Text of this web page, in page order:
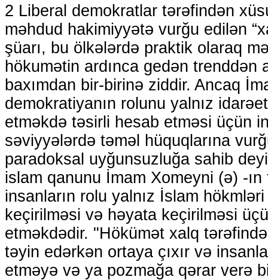
2 Liberal demokratlar tərəfindən
məhdud hakimiyyətə vurğu edilən
şüarı, bu ölkələrdə praktik olaraq
hökumətin ardınca gedən trenddən
baxımdan bir-birinə ziddir. Ancaq
demokratiyanın rolunu yalnız
etməkdə təsirli hesab etməsi üçün
səviyyələrdə təməl hüquqlarına
paradoksal uyğunsuzluğa sahib
islam qanunu İmam Xomeyni (ə) -
insanların rolu yalnız İslam
keçirilməsi və həyata keçirilməsi
etməkdədir. "Hökümət xalq
təyin edərkən ortaya çıxır və
etməyə və ya pozmağa qərar verə